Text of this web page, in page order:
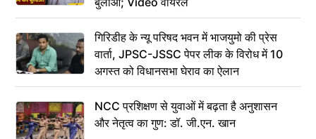
गिरिडीह के न्यू परिषद भवन में भाजयुमो की प्रेस
वार्ता, JPSC-JSSC पेपर लीक के विरोध में 10
अगस्त को विधानसभा घेराव का ऐलान
NCC प्रशिक्षण से युवाओं में बढ़ता है अनुशासन
और नेतृत्व का गुण: डॉ. जी.एन. खान